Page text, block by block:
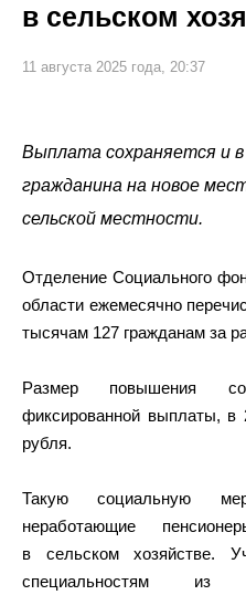
в сельском
11 августа 2025 года, 20:37
Выплата сохраняется и в
гражданина на новое
сельской местности.
Отделение Социального
области ежемесячно
тысячам 127 гражданам за
Размер повышения
фиксированной выплаты, в
рубля.
Такую социальную
неработающие
в сельском хозяйстве.
специальностям из